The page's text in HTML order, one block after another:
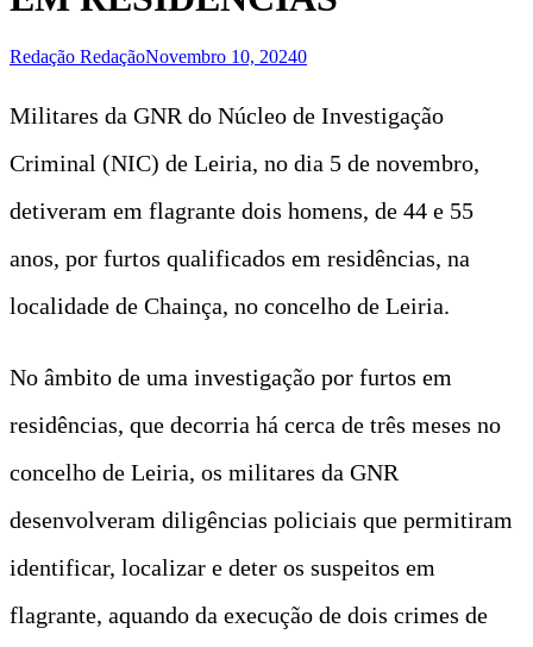
Redação RedaçãoNovembro 10, 20240
Militares da GNR do Núcleo de Investigação
Criminal (NIC) de Leiria, no dia 5 de novembro,
detiveram em flagrante dois homens, de 44 e 55
anos, por furtos qualificados em residências, na
localidade de Chainça, no concelho de Leiria.
No âmbito de uma investigação por furtos em
residências, que decorria há cerca de três meses no
concelho de Leiria, os militares da GNR
desenvolveram diligências policiais que permitiram
identificar, localizar e deter os suspeitos em
flagrante, aquando da execução de dois crimes de